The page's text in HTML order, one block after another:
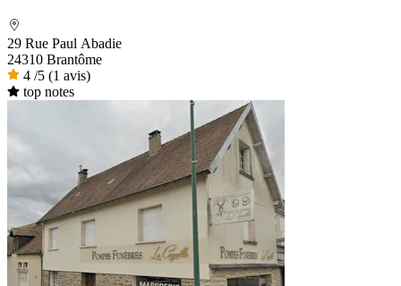
29 Rue Paul Abadie
24310 Brantôme
4 /5 (1 avis)
top notes